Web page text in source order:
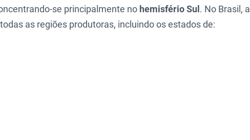
se principalmente no hemisfério Sul . No Brasil, a
as regiões produtoras, incluindo os estados de: